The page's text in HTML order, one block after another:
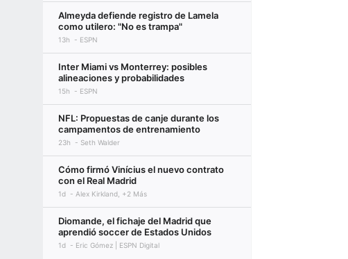
Almeyda defiende registro de Lamela
como utilero: "No es trampa"
13h ESPN
Inter Miami vs Monterrey: posibles
alineaciones y probabilidades
15h ESPN
NFL: Propuestas de canje durante los
campamentos de entrenamiento
23h Seth Walder
Cómo firmó Vinícius el nuevo contrato
con el Real Madrid
1d Alex Kirkland, +2 Más
Diomande, el fichaje del Madrid que
aprendió soccer de Estados Unidos
1d Eric Gómez | ESPN Digital